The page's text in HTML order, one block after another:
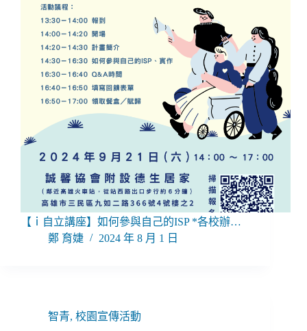
【ｉ自立講座】如何參與自己的ISP *各校辦…
鄭 育婕
2024 年 8 月 1 日
智青, 校園宣傳活動